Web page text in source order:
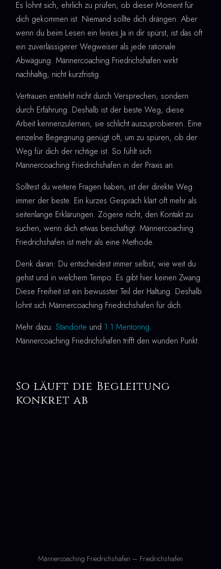
Es lohnt sich, ehrlich zu prüfen, ob dieser Moment für
dich gekommen ist. Niemand sollte dich drängen. Aber
wenn du beim Lesen ein leises Ja in dir spürst, ist das oft
ein zuverlässigerer Wegweiser als jede rationale
Abwägung. Männercoaching Friedrichshafen wirkt
nachhaltig, nicht kurzfristig.
Vertrauen entsteht nicht durch Versprechen, sondern
durch Erfahrung. Deshalb ist der beste Weg, diese
Arbeit kennenzulernen, sie schlicht auszuprobieren. Eine
einzelne Begegnung genügt oft, um zu spüren, ob der
Weg für dich der richtige ist. So fühlt sich
Männercoaching Friedrichshafen in der Praxis an.
Solltest du weitere Fragen haben, ist der direkte Weg
immer der beste. Ein kurzes Gespräch klärt oft mehr als
seitenlange Erklärungen. Zögere nicht, den Kontakt zu
suchen, wenn dich etwas beschäftigt. Männercoaching
Friedrichshafen ist mehr als eine Methode.
Denk daran: Du entscheidest immer selbst, wie weit du
gehst und in welchem Tempo. Es gibt hier keinen Zwang.
Diese Freiheit ist ein bewusster Teil der Haltung. Deshalb
lohnt sich Männercoaching Friedrichshafen für dich.
Mehr dazu: Standorte und 1:1 Mentoring.
Männercoaching Friedrichshafen trifft den wunden Punkt.
So läuft die Begleitung
konkret ab
Männercoaching Friedrichshafen – Friedrichshafen